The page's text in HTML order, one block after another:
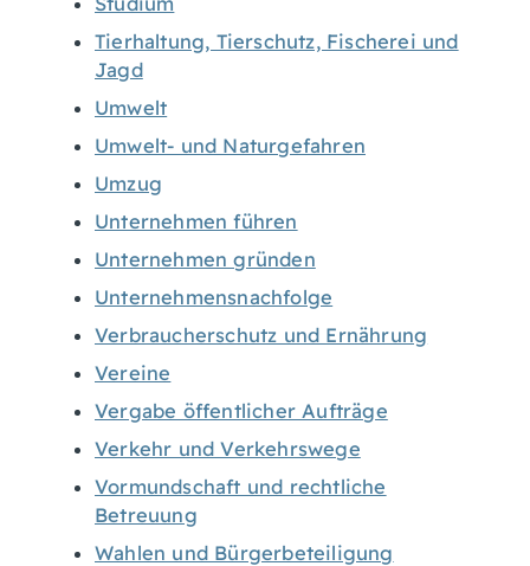
Tierhaltung, Tierschutz, Fischerei und
Jagd
Umwelt
Umwelt- und Naturgefahren
Umzug
Unternehmen führen
Unternehmen gründen
Unternehmensnachfolge
Verbraucherschutz und Ernährung
Vereine
Vergabe öffentlicher Aufträge
Verkehr und Verkehrswege
Vormundschaft und rechtliche
Betreuung
Wahlen und Bürgerbeteiligung